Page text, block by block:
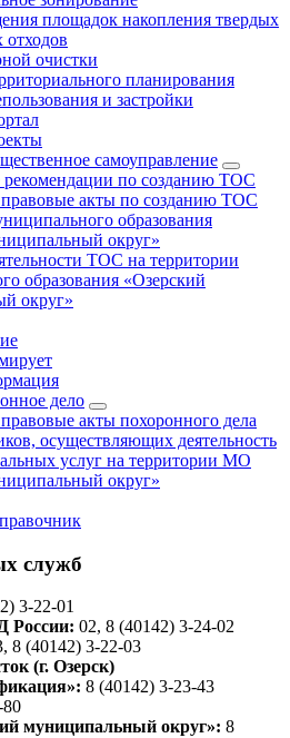
площадок накопления твердых
очистки
планирования
и застройки
самоуправление
рекомендации по созданию ТОС
акты по созданию ТОС
образования
округ»
ТОС на территории
образования «Озерский
округ»
дело
акты похоронного дела
осуществляющих деятельность
услуг на территории МО
округ»
служб
3-22-01
России: 02, 8 (40142) 3-24-02
8 (40142) 3-22-03
(г. Озерск)
8 (40142) 3-23-43
80
муниципальный округ»: 8